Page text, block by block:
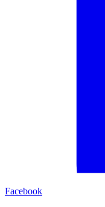
Facebook